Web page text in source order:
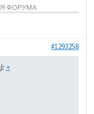
ФОРУМА
#1293258
↑